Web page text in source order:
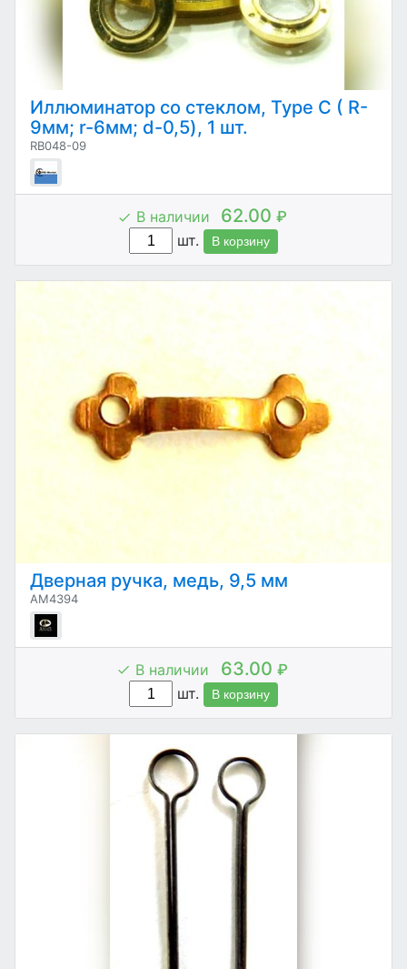
Иллюминатор со стеклом, Type С ( R-
9мм; r-6мм; d-0,5), 1 шт.
RB048-09
В наличии 62.00 ₽
шт.
В корзину
Дверная ручка, медь, 9,5 мм
AM4394
В наличии 63.00 ₽
шт.
В корзину